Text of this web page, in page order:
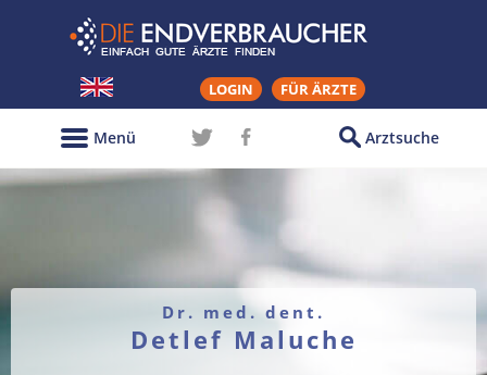
LOGIN FÜR ÄRZTE
Arztsuche
Menü
Dr. med. dent.
Detlef Maluche